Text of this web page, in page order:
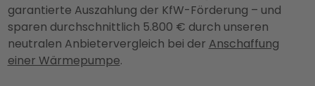
garantierte Auszahlung der KfW-Förderung – und
sparen durchschnittlich 5.800 € durch unseren
neutralen Anbietervergleich bei der Anschaffung
einer Wärmepumpe.